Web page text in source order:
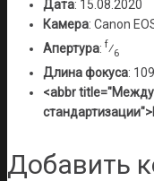
Дата: 15.08.2020
Камера: Canon
Апертура: f⁄6
Длина фокуса:
<abbr
Добавить